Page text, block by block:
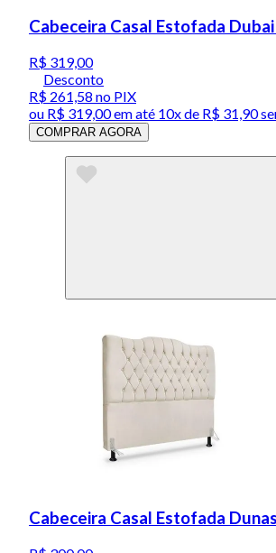
Cabeceira Casal Estofada
R$ 319,00
Desconto
R$ 261,58 no PIX
ou R$ 319,00em até 10x de R$ 31,90
COMPRAR AGORA
Cabeceira Casal Estofada